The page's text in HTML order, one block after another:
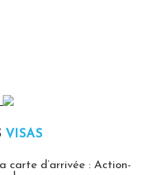
VISAS
carte d’arrivée : Action-